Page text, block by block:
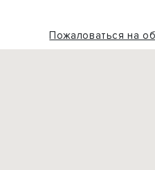
Пожаловаться на